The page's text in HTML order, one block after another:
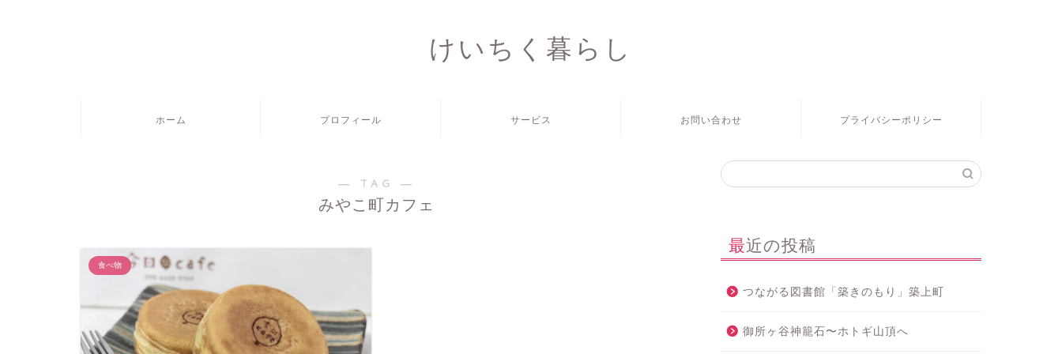
けいちく暮らし
ホーム プロフィール サービス お問い合わせ プライバシーポリシー
― TAG ―
みやこ町カフェ
食べ物
最近の投稿
つながる図書館「築きのもり」築上町
御所ヶ谷神籠石〜ホトギ山頂へ